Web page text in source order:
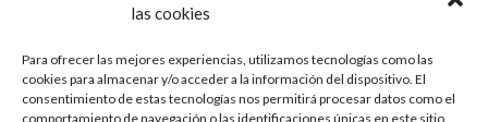
las cookies
Para ofrecer las mejores experiencias, utilizamos tecnologías como las
cookies para almacenar y/o acceder a la información del dispositivo. El
consentimiento de estas tecnologías nos permitirá procesar datos como el
comportamiento de navegación o las identificaciones únicas en este sitio.
Contáctanos
Política de cookies (UE)